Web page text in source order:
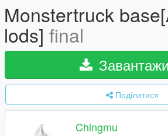
Monstertruck
lods] final
Поділитися
Chingmu